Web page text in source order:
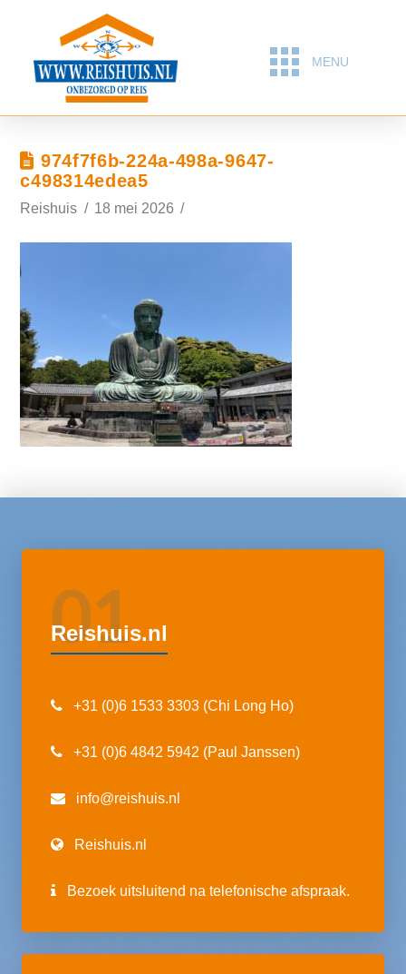
MENU
974f7f6b-224a-498a-9647-
c498314edea5
Reishuis 18 mei 2026
01
Reishuis.nl
+31 (0)6 1533 3303 (Chi Long Ho)
+31 (0)6 4842 5942 (Paul Janssen)
info@reishuis.nl
Reishuis.nl
Bezoek uitsluitend na telefonische afspraak.